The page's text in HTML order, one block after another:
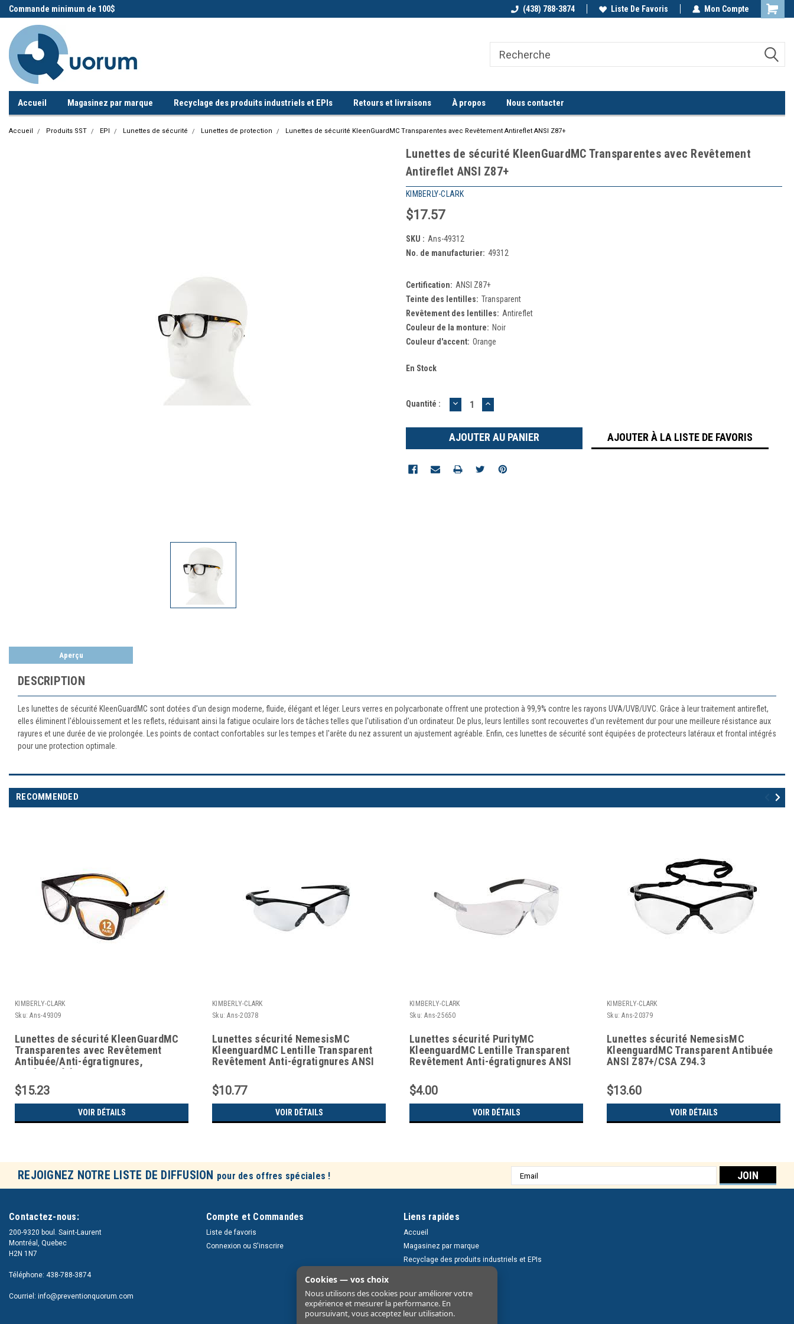
Commande minimum de 100$ Commande minimum de 100$ Appelez-nous!
(438) 788-3874 Liste De Favoris Mon Compte
Accueil Magasinez par marque Recyclage des produits industriels et EPIs Retours et livraisons À propos Nous contacter
Accueil Produits SST EPI Lunettes de sécurité Lunettes de protection Lunettes de sécurité KleenGuardMC Transparentes avec Revêtement Antireflet ANSI Z87+
Lunettes de sécurité KleenGuardMC Transparentes avec Revêtement
Antireflet ANSI Z87+
KIMBERLY-CLARK
$17.57
SKU : Ans-49312
No. de manufacturier: 49312
Certification: ANSI Z87+
Teinte des lentilles: Transparent
Revêtement des lentilles: Antireflet
Couleur de la monture: Noir
Couleur d'accent: Orange
En Stock
Quantité : DIMINUER
LA
:
AUGMENTER
LA
:
AJOUTER À LA LISTE DE FAVORIS
Aperçu
DESCRIPTION
Les lunettes de sécurité KleenGuardMC sont dotées d'un design moderne, fluide, élégant et léger. Leurs verres en polycarbonate offrent une protection à 99,9% contre les rayons UVA/UVB/UVC. Grâce à leur traitement antireflet,
elles éliminent l'éblouissement et les reflets, réduisant ainsi la fatigue oculaire lors de tâches telles que l'utilisation d'un ordinateur. De plus, leurs lentilles sont recouvertes d'un revêtement dur pour une meilleure résistance aux
rayures et une durée de vie prolongée. Les points de contact confortables sur les tempes et l'arête du nez assurent un ajustement agréable. Enfin, ces lunettes de sécurité sont équipées de protecteurs latéraux et frontal intégrés
pour une protection optimale.
RECOMMENDED
KIMBERLY-CLARK
Sku: Ans-49309
Lunettes de sécurité KleenGuardMC
Transparentes avec Revêtement
Antibuée/Anti-égratignures,
Conforme à la norme ANSI Z87+
$15.23
VOIR DÉTAILS
KIMBERLY-CLARK
Sku: Ans-20378
Lunettes sécurité NemesisMC
KleenguardMC Lentille Transparent
Revêtement Anti-égratignures ANSI
$10.77
VOIR DÉTAILS
KIMBERLY-CLARK
Sku: Ans-25650
Lunettes sécurité PurityMC
KleenguardMC Lentille Transparent
Revêtement Anti-égratignures ANSI
$4.00
VOIR DÉTAILS
KIMBERLY-CLARK
Sku: Ans-20379
Lunettes sécurité NemesisMC
KleenguardMC Transparent Antibuée
ANSI Z87+/CSA Z94.3
$13.60
VOIR DÉTAILS
REJOIGNEZ NOTRE LISTE DE DIFFUSION pour des offres spéciales !
Adresse
e-
Contactez-nous:
200-9320 boul. Saint-Laurent
Montréal, Quebec
H2N 1N7
Téléphone: 438-788-3874
Courriel: info@preventionquorum.com
Compte et Commandes
Liste de favoris
Connexion ou S'inscrire
Liens rapides
Accueil
Magasinez par marque
Recyclage des produits industriels et EPIs
Nous contacter
Cookies — vos choix
Nous utilisons des cookies pour améliorer votre
expérience et mesurer la performance. En
poursuivant, vous acceptez leur utilisation.